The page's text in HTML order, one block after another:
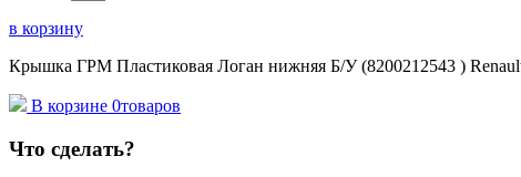
в корзину
Крышка ГРМ Пластиковая Логан нижняя Б/У (8200212543 )
В корзине 0товаров
Что сделать?